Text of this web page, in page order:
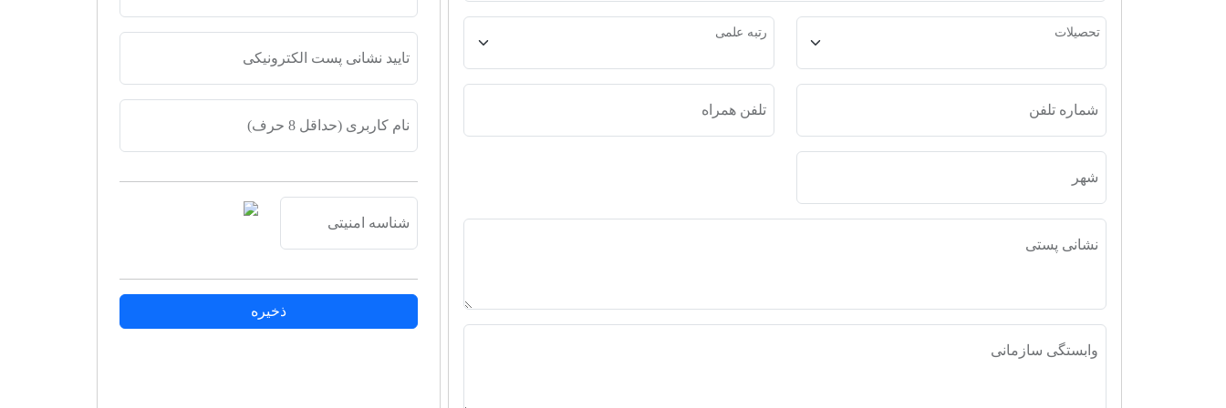
تحصیلات رتبه علمی
شماره تلفن تلفن همراه
شهر
نشانی پستی
وابستگی سازمانی
تایید نشانی پست الکترونیکی
نام کاربری (حداقل 8 حرف)
شناسه امنیتی
ذخیره